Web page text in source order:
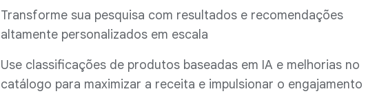
Transforme sua pesquisa com resultados e recomendações
altamente personalizados em escala
Use classificações de produtos baseadas em IA e melhorias no
catálogo para maximizar a receita e impulsionar o engajamento